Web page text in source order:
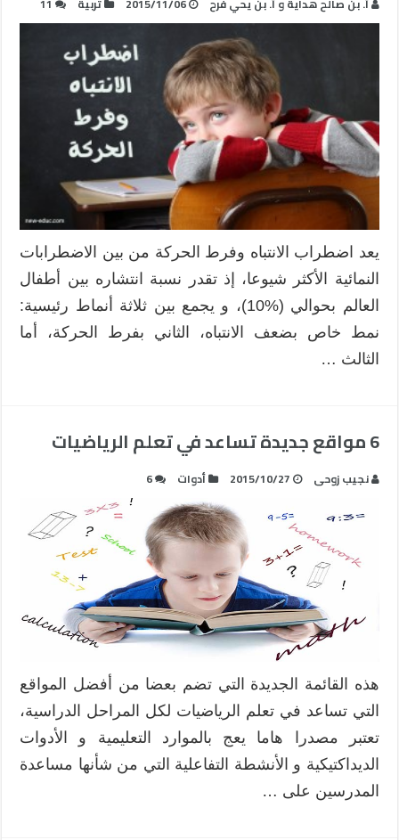
يعد اضطراب الانتباه وفرط الحركة من بين الاضطرابات
النمائية الأكثر شيوعا، إذ تقدر نسبة انتشاره بين أطفال
العالم بحوالي (%10)، و يجمع بين ثلاثة أنماط رئيسية:
نمط خاص بضعف الانتباه، الثاني بفرط الحركة، أما
الثالث …
6 مواقع جديدة تساعد في تعلم الرياضيات
نجيب زوحى 2015/10/27 أدوات 6
هذه القائمة الجديدة التي تضم بعضا من أفضل المواقع
التي تساعد في تعلم الرياضيات لكل المراحل الدراسية،
تعتبر مصدرا هاما يعج بالموارد التعليمية و الأدوات
الديداكتيكية و الأنشطة التفاعلية التي من شأنها مساعدة
المدرسين على …